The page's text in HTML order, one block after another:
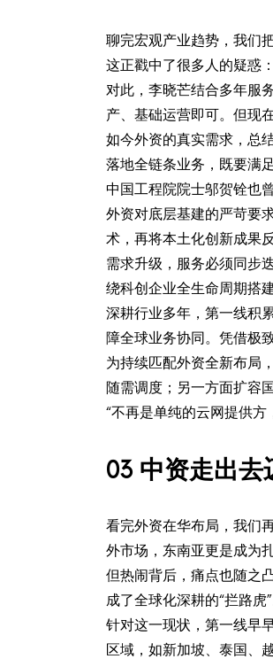
聊完宏观产业趋势，我们
这正戳中了很多人的疑惑
对此，李晓芒结合多年服
产、基础运营即可。但现
如今外资的真实需求，总
落地全链条业务，既要满
中国工程院院士邬贺铨也
外资对底层基建的严苛要
术，再将本土化创新成果
需求升级，服务必须同步
绕科创企业全生命周期搭
深耕行业多年，第一线积
障全球业务协同。凭借极
为持续匹配外资全新布局
随需调度；另一方面扩容
“不再是单纯的云网提供
03 中资走出去
看完外资在华布局，我们
外市场，东南亚更是成为
但热闹背后，痛点也随之
成了全球化深耕的“拦路虎”
针对这一现状，第一线早
区域，如新加坡、泰国、